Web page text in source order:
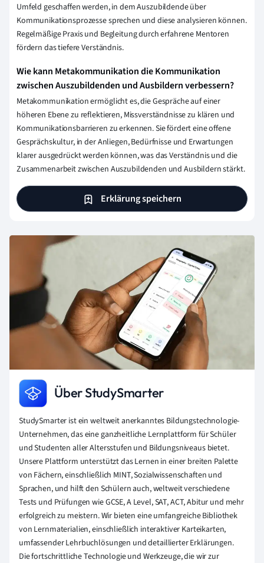
Umfeld geschaffen werden, in dem Auszubildende über
Kommunikationsprozesse sprechen und diese analysieren können.
Regelmäßige Praxis und Begleitung durch erfahrene Mentoren
fördern das tiefere Verständnis.
Wie kann Metakommunikation die Kommunikation
zwischen Auszubildenden und Ausbildern verbessern?
Metakommunikation ermöglicht es, die Gespräche auf einer
höheren Ebene zu reflektieren, Missverständnisse zu klären und
Kommunikationsbarrieren zu erkennen. Sie fördert eine offene
Gesprächskultur, in der Anliegen, Bedürfnisse und Erwartungen
klarer ausgedrückt werden können, was das Verständnis und die
Zusammenarbeit zwischen Auszubildenden und Ausbildern stärkt.
Erklärung speichern
Über StudySmarter
StudySmarter ist ein weltweit anerkanntes Bildungstechnologie-
Unternehmen, das eine ganzheitliche Lernplattform für Schüler
und Studenten aller Altersstufen und Bildungsniveaus bietet.
Unsere Plattform unterstützt das Lernen in einer breiten Palette
von Fächern, einschließlich MINT, Sozialwissenschaften und
Sprachen, und hilft den Schülern auch, weltweit verschiedene
Tests und Prüfungen wie GCSE, A Level, SAT, ACT, Abitur und mehr
erfolgreich zu meistern. Wir bieten eine umfangreiche Bibliothek
von Lernmaterialien, einschließlich interaktiver Karteikarten,
umfassender Lehrbuchlösungen und detaillierter Erklärungen.
Die fortschrittliche Technologie und Werkzeuge, die wir zur